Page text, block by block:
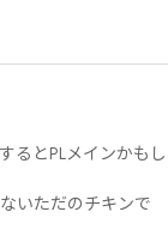
るとPLメインかもし
いただのチキンで